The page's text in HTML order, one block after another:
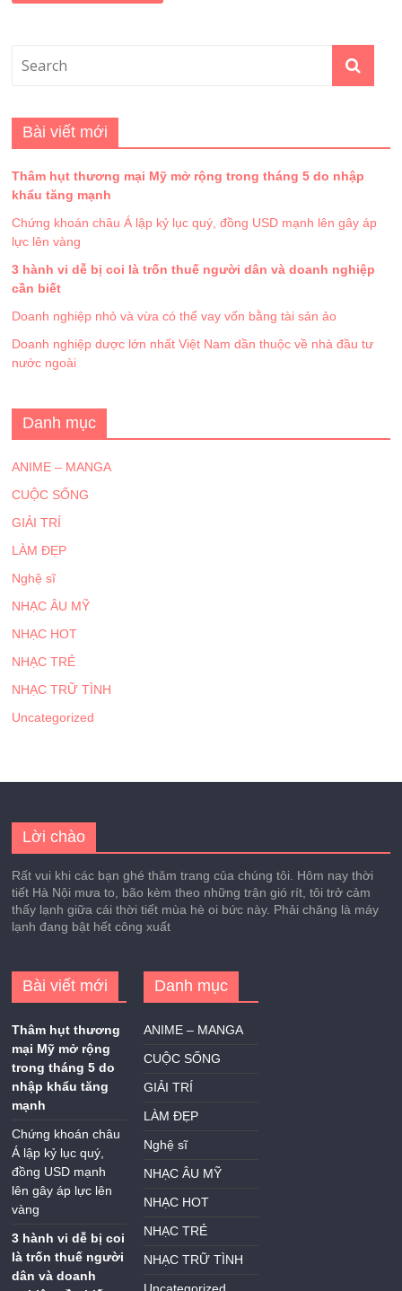
Bài viết mới
Thâm hụt thương mại Mỹ mở rộng trong tháng 5 do nhập
khẩu tăng mạnh
Chứng khoán châu Á lập kỷ lục quý, đồng USD mạnh lên gây áp
lực lên vàng
3 hành vi dễ bị coi là trốn thuế người dân và doanh nghiệp
cần biết
Doanh nghiệp nhỏ và vừa có thể vay vốn bằng tài sản ảo
Doanh nghiệp dược lớn nhất Việt Nam dần thuộc về nhà đầu tư
nước ngoài
Danh mục
ANIME – MANGA
CUỘC SỐNG
GIẢI TRÍ
LÀM ĐẸP
Nghệ sĩ
NHẠC ÂU MỸ
NHẠC HOT
NHẠC TRẺ
NHẠC TRỮ TÌNH
Uncategorized
Lời chào
Rất vui khi các bạn ghé thăm trang của chúng tôi. Hôm nay thời
tiết Hà Nội mưa to, bão kèm theo những trận gió rít, tôi trở cảm
thấy lạnh giữa cái thời tiết mùa hè oi bức này. Phải chăng là máy
lạnh đang bật hết công xuất
Bài viết mới
Thâm hụt thương
mại Mỹ mở rộng
trong tháng 5 do
nhập khẩu tăng
mạnh
Chứng khoán châu
Á lập kỷ lục quý,
đồng USD mạnh
lên gây áp lực lên
vàng
3 hành vi dễ bị coi
là trốn thuế người
dân và doanh
Danh mục
ANIME – MANGA
CUỘC SỐNG
GIẢI TRÍ
LÀM ĐẸP
Nghệ sĩ
NHẠC ÂU MỸ
NHẠC HOT
NHẠC TRẺ
NHẠC TRỮ TÌNH